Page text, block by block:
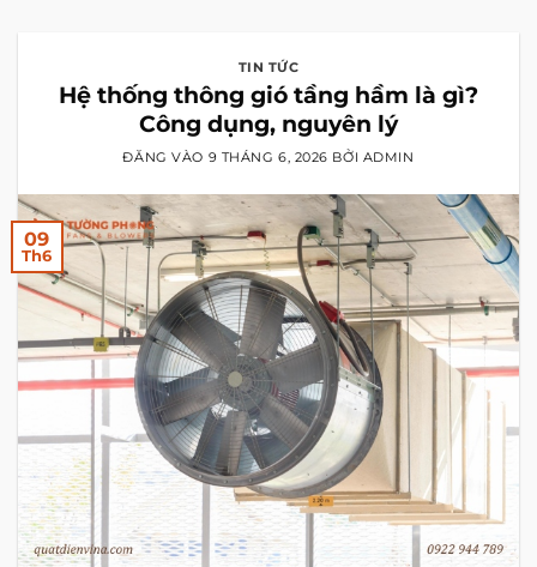
TIN TỨC
Hệ thống thông gió tầng hầm là gì?
Công dụng, nguyên lý
ĐĂNG VÀO 9 THÁNG 6, 2026 BỞI ADMIN
09
Th6